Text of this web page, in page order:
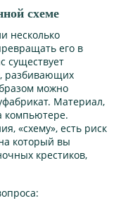
схеме
несколько
его в
существует
разбивающих
можно
Материал,
компьютере.
«схему», есть риск
который вы
крестиков,